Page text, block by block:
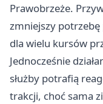
Prawobrzeże.
zmniejszy
dla wielu kursów
Jednocześnie
służby potrafią
trakcji, choć sama